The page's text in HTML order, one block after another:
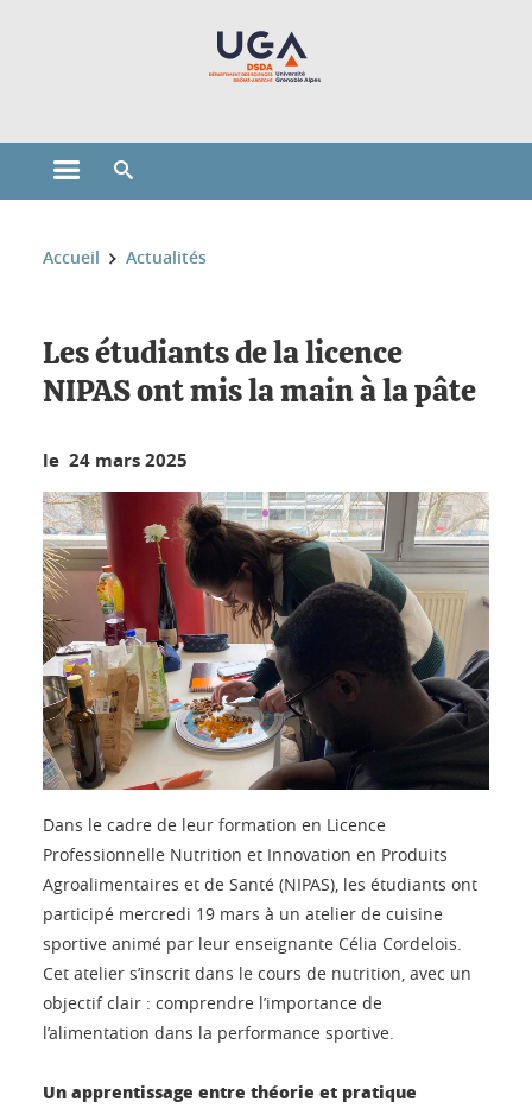
Ouvrir le menu principal
Vous êtes ici :
Accueil Actualités
Les étudiants de la licence
NIPAS ont mis la main à la pâte
le 24 mars 2025
Dans le cadre de leur formation en Licence
Professionnelle Nutrition et Innovation en Produits
Agroalimentaires et de Santé (NIPAS), les étudiants ont
participé mercredi 19 mars à un atelier de cuisine
sportive animé par leur enseignante Célia Cordelois.
Cet atelier s’inscrit dans le cours de nutrition, avec un
objectif clair : comprendre l’importance de
l’alimentation dans la performance sportive.
Un apprentissage entre théorie et pratique